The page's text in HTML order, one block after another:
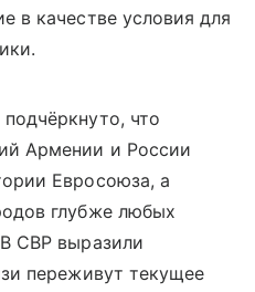
в качестве условия для
что
Армении и России
Евросоюза, а
глубже любых
СВР выразили
переживут текущее